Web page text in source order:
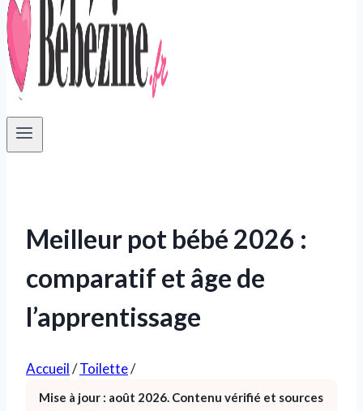
Meilleur pot bébé 2026 :
comparatif et âge de
l’apprentissage
Accueil/Toilette/
Mise à jour : août 2026. Contenu vérifié et sources